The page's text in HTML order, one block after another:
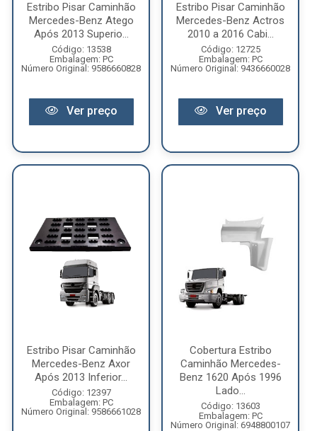
Estribo Pisar Caminhão
Mercedes-Benz Atego
Após 2013 Superio...
Código: 13538
Embalagem: PC
Número Original: 9586660828
Ver preço
Estribo Pisar Caminhão
Mercedes-Benz Actros
2010 a 2016 Cabi...
Código: 12725
Embalagem: PC
Número Original: 9436660028
Ver preço
Estribo Pisar Caminhão
Mercedes-Benz Axor
Após 2013 Inferior...
Código: 12397
Embalagem: PC
Número Original: 9586661028
Cobertura Estribo
Caminhão Mercedes-
Benz 1620 Após 1996
Lado...
Código: 13603
Embalagem: PC
Número Original: 6948800107